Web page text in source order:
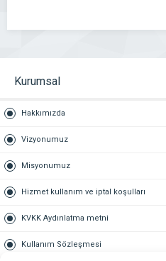
filosunu
Kurumsal
Hakkımızda
Vizyonumuz
Misyonumuz
Hizmet kullanım ve iptal koşulları
KVKK Aydınlatma metni
Kullanım Sözleşmesi